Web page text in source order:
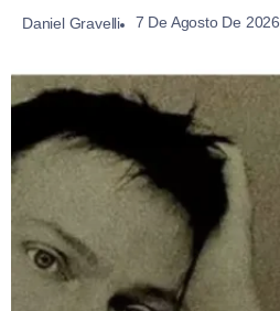
Daniel Gravelli 7 De Agosto De 2026